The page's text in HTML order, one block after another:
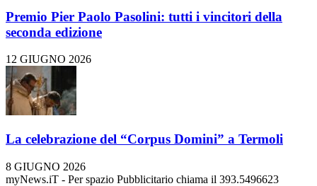
Premio Pier Paolo Pasolini: tutti i vincitori della
seconda edizione
12 GIUGNO 2026
La celebrazione del “Corpus Domini” a Termoli
8 GIUGNO 2026
myNews.iT - Per spazio Pubblicitario chiama il 393.5496623